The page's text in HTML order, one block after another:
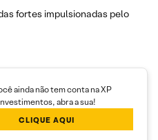
fortes impulsionadas pelo
ainda não tem conta na XP
abra a sua!
CLIQUE AQUI